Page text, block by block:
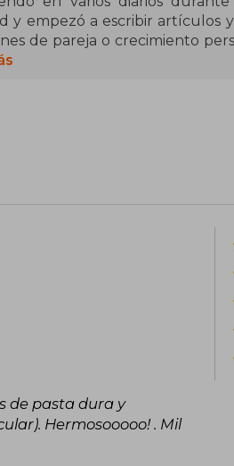
y empezó a escribir artículos
de pareja o crecimiento
Woman, AR, Yoga
de pasta dura y
Hermosooooo! . Mil